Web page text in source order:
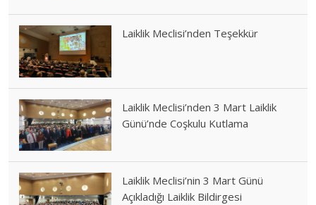
Laiklik Meclisi’nden Teşekkür
Laiklik Meclisi’nden 3 Mart Laiklik
Günü’nde Coşkulu Kutlama
Laiklik Meclisi’nin 3 Mart Günü
Açıkladığı Laiklik Bildirgesi